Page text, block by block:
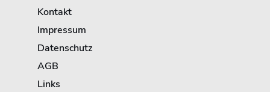
Kontakt
Impressum
Datenschutz
AGB
Links